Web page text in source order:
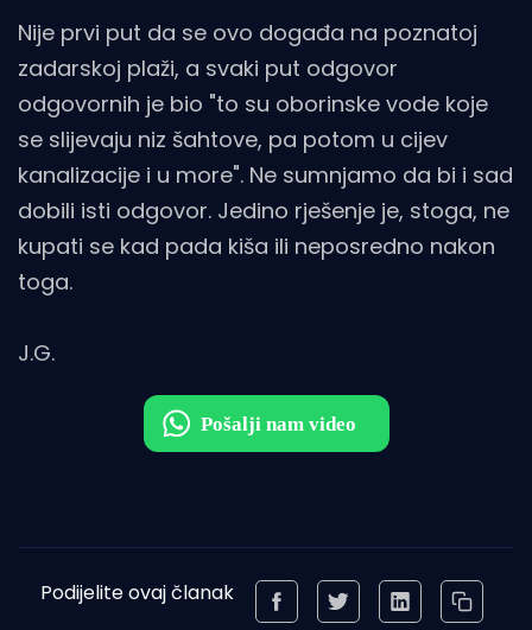
Nije prvi put da se ovo događa na poznatoj
zadarskoj plaži, a svaki put odgovor
odgovornih je bio "to su oborinske vode koje
se slijevaju niz šahtove, pa potom u cijev
kanalizacije i u more". Ne sumnjamo da bi i sad
dobili isti odgovor. Jedino rješenje je, stoga, ne
kupati se kad pada kiša ili neposredno nakon
toga.
J.G.
Podijelite ovaj članak